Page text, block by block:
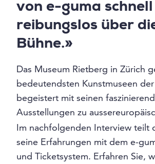
von e-guma
reibungslos über
Bühne.»
Das Museum Rietberg in Zürich
bedeutendsten Kunstmuseen
begeistert mit seinen
Ausstellungen zu
Im nachfolgenden Interview teilt
seine Erfahrungen mit dem e-
und Ticketsystem. Erfahren Sie,